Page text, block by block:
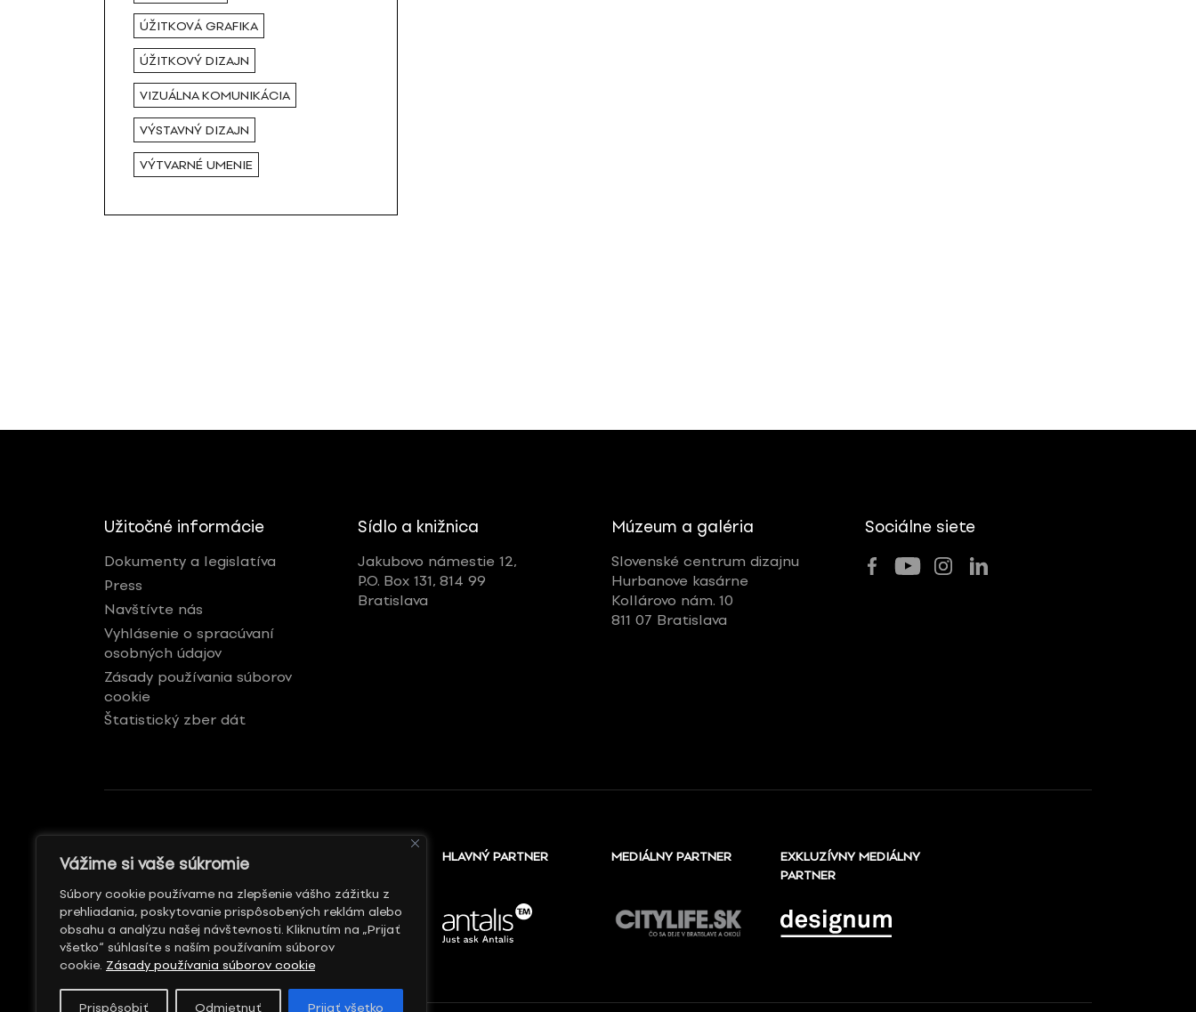
Vážime si vaše súkromie
Súbory cookie používame na zlepšenie vášho zážitku z
prehliadania, poskytovanie prispôsobených reklám alebo
obsahu a analýzu našej návštevnosti. Kliknutím na „Prijať
všetko“ súhlasíte s naším používaním súborov
cookie. Zásady používania súborov cookie
Prispôsobiť Odmietnuť Prijať všetko
ÚŽITKOVÁ GRAFIKA
ÚŽITKOVÝ DIZAJN
VIZUÁLNA KOMUNIKÁCIA
VÝSTAVNÝ DIZAJN
VÝTVARNÉ UMENIE
Užitočné informácie
Dokumenty a legislatíva
Press
Navštívte nás
Vyhlásenie o spracúvaní
osobných údajov
Zásady používania súborov
cookie
Štatistický zber dát
Sídlo a knižnica
Jakubovo námestie 12,
P.O. Box 131, 814 99
Bratislava
Múzeum a galéria
Slovenské centrum dizajnu
Hurbanove kasárne
Kollárovo nám. 10
811 07 Bratislava
Sociálne siete
GENERÁLNY REKLAMNÝ
HLAVNÝ PARTNER MEDIÁLNY PARTNER
EXKLUZÍVNY MEDIÁLNY
PARTNER